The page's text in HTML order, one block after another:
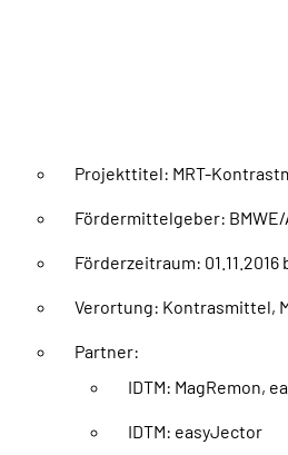
Projekttitel: MRT-
Fördermittelgeber: BMWE/
Förderzeitraum: 01.11.2016
Verortung: Kontrasmittel,
Partner:
IDTM: MagRemon,
IDTM: easyJector